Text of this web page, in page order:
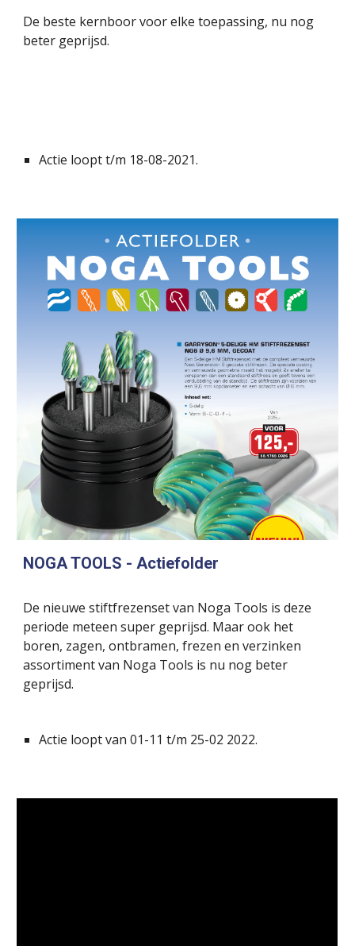
De beste kernboor voor elke toepassing, nu nog
beter geprijsd.
Actie loopt t/m 18-08-2021.
NOGA TOOLS - Actiefolder
De nieuwe stiftfrezenset van Noga Tools is deze
periode meteen super geprijsd. Maar ook het
boren, zagen, ontbramen, frezen en verzinken
assortiment van Noga Tools is nu nog beter
geprijsd.
Actie loopt van 01-11 t/m 25-02 2022.